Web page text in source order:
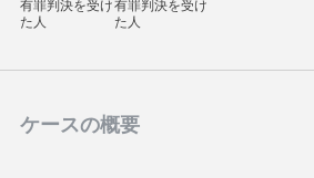
有罪判決を受け
た人
有罪判決を受け
た人
ケースの概要